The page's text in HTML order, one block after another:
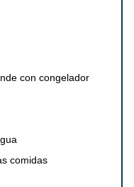
con congelador
comidas